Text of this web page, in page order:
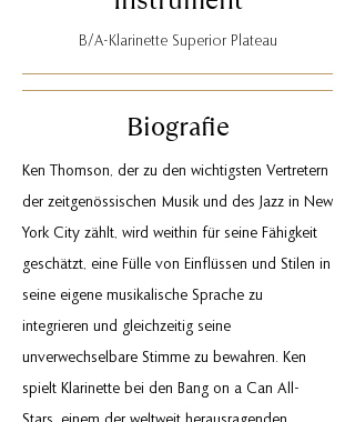
B/A-Klarinette Superior Plateau
Biografie
Ken Thomson, der zu den wichtigsten Vertretern
der zeitgenössischen Musik und des Jazz in New
York City zählt, wird weithin für seine Fähigkeit
geschätzt, eine Fülle von Einflüssen und Stilen in
seine eigene musikalische Sprache zu
integrieren und gleichzeitig seine
unverwechselbare Stimme zu bewahren. Ken
spielt Klarinette bei den Bang on a Can All-